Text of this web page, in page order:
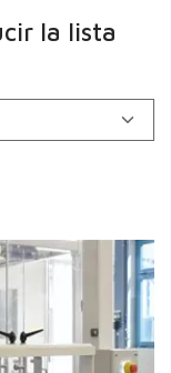
la lista